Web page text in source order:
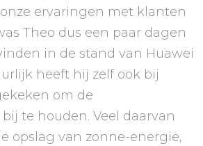
ervaringen met klanten
Theo dus een paar dagen
in de stand van Huawei
heeft hij zelf ook bij
om de
te houden. Veel daarvan
opslag van zonne-energie,